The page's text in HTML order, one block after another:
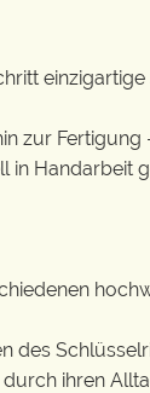
zur
Handarbeit
des
ihren